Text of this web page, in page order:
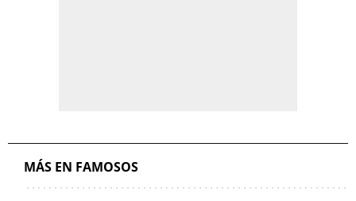
MÁS EN FAMOSOS